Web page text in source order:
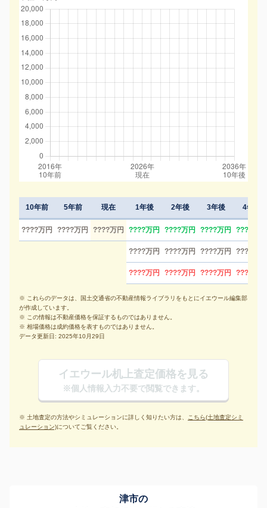
10年前 5年前 現在
????万円 ????万円 ????万円
1年後 2年後 3年後 4年後
????万円 ????万円 ????万円 ????万円
????万円 ????万円 ????万円 ????万円
????万円 ????万円 ????万円 ????万円
※ これらのデータは、国土交通省の不動産情報ライブラリをもとにイエウール編集部
が作成しています。
※ この情報は不動産価格を保証するものではありません。
※ 相場価格は成約価格を表すものではありません。
データ更新日: 2025年10月29日
イエウール机上査定価格を見る
※個人情報入力不要で閲覧できます。
※ 土地査定の方法やシミュレーションに詳しく知りたい方は、 こちら(土地査定シミ
ュレーション)についてご覧ください。
津市の